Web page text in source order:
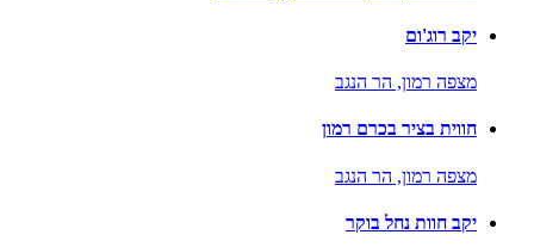
יקב רוג'ום
מצפה רמון, הר הנגב
חווית בציר בכרם רמון
מצפה רמון, הר הנגב
יקב חוות נחל בוקר